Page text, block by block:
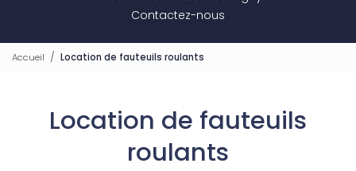
Contactez-nous
Accueil Location de fauteuils roulants
Location de fauteuils
roulants